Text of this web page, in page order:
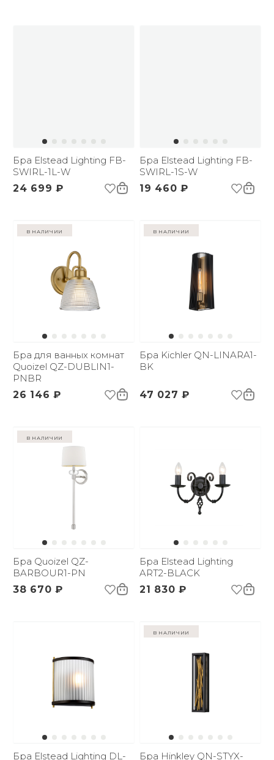
Бра Elstead Lighting FB-
SWIRL-1L-W
24 699 ₽
Бра Elstead Lighting FB-
SWIRL-1S-W
19 460 ₽
в наличии
Бра для ванных комнат
Quoizel QZ-DUBLIN1-
PNBR
26 146 ₽
в наличии
Бра Kichler QN-LINARA1-
BK
47 027 ₽
в наличии
Бра Quoizel QZ-
BARBOUR1-PN
38 670 ₽
Бра Elstead Lighting
ART2-BLACK
21 830 ₽
Бра Elstead Lighting DL-
в наличии
Бра Hinkley QN-STYX-